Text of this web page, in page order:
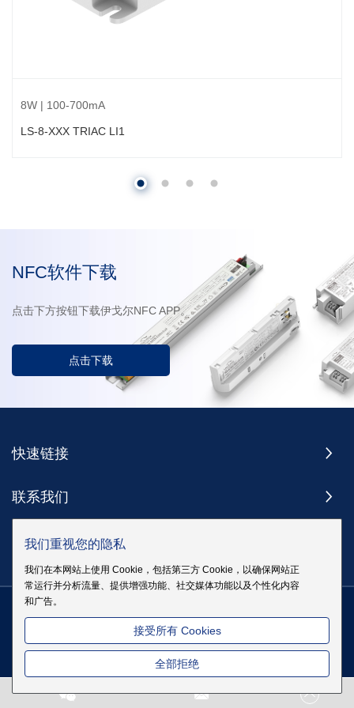
8W | 100-700mA
LS-8-XXX TRIAC LI1
NFC软件下载
点击下方按钮下载伊戈尔NFC APP。
点击下载
快速链接
联系我们
订阅
版权 @ 伊戈尔电气股份有限公司版权所有| 站点地图 | 隐私政策 粤
ICP备19083068号
我们重视您的隐私
我们在本网站上使用 Cookie，包括第三方 Cookie，以确保网站正
常运行并分析流量、提供增强功能、社交媒体功能以及个性化内容
和广告。
接受所有 Cookies
全部拒绝